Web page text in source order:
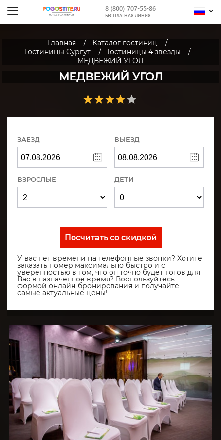
8 (800) 707-55-86
БЕСПЛАТНАЯ ЛИНИЯ
Главная
Каталог гостиниц
Гостиницы Сургут
Гостиницы 4 звезды
МЕДВЕЖИЙ УГОЛ
МЕДВЕЖИЙ УГОЛ
ЗАЕЗД ВЫЕЗД
ВЗРОСЛЫЕ ДЕТИ
Посчитать со скидкой
У вас нет времени на телефонные звонки? Хотите
заказать номер максимально быстро и с
уверенностью в том, что он точно будет готов для
Вас в назначенное время? Воспользуйтесь
формой онлайн-бронирования и получайте
самые актуальные цены!